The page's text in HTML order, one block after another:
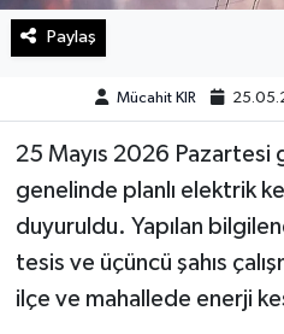
Paylaş
Mücahit KIR
25 Mayıs 2026 Pazartesi
genelinde planlı elektrik
duyuruldu. Yapılan
tesis ve üçüncü şahıs
ilçe ve mahallede enerji
SürManşet
Yaşam
KAHRAMANMARAŞ